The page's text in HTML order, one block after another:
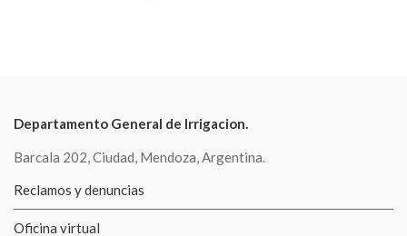
Departamento General de Irrigacion.
Barcala 202, Ciudad, Mendoza, Argentina.
Reclamos y denuncias
Oficina virtual